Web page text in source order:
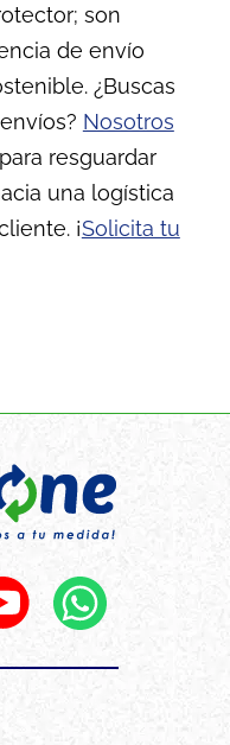
son
de envío
¿Buscas
Nosotros
resguardar
una logística
¡Solicita tu